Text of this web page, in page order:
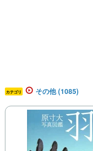
カテゴリ その他 (1085)